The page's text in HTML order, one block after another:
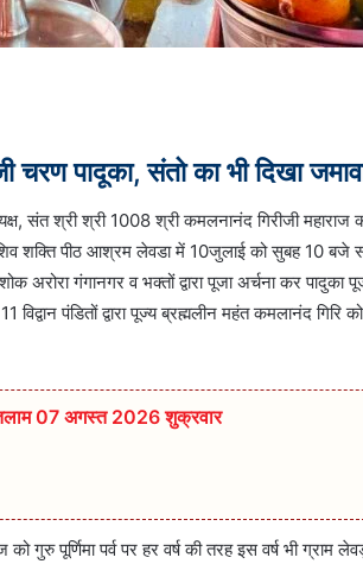
पादूका, संतो का भी दिखा
संत श्री श्री 1008 श्री कमलनानंद गिरीजी महाराज
शक्ति पीठ आश्रम लेवडा में 10जुलाई को सुबह 10 बजे
अरोरा गंगानगर व भक्तों द्वारा पूजा अर्चना कर पादुका
पंडितों द्वारा पूज्य ब्रह्मलीन महंत कमलानंद गिरि
07 अगस्त 2026 शुक्रवार
गुरु पूर्णिमा पर्व पर हर वर्ष की तरह इस वर्ष भी ग्राम